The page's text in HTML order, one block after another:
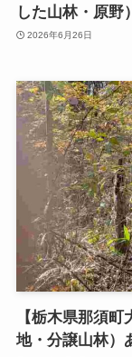
した山林・原野
2026年6月26日
【栃木県那須
地・分譲山林）